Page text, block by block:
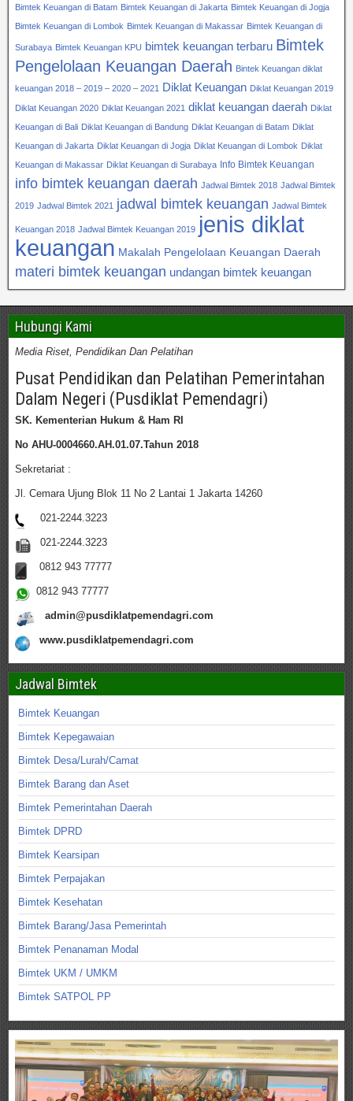
Bimtek Keuangan di Batam Bimtek Keuangan di Jakarta Bimtek Keuangan di Jogja
Bimtek Keuangan di Lombok Bimtek Keuangan di Makassar Bimtek Keuangan di
Surabaya Bimtek Keuangan KPU bimtek keuangan terbaru Bimtek
Pengelolaan Keuangan Daerah Bintek Keuangan diklat
keuangan 2018 – 2019 – 2020 – 2021 Diklat Keuangan Diklat Keuangan 2019
Diklat Keuangan 2020 Diklat Keuangan 2021 diklat keuangan daerah Diklat
Keuangan di Bali Diklat Keuangan di Bandung Diklat Keuangan di Batam Diklat
Keuangan di Jakarta Diklat Keuangan di Jogja Diklat Keuangan di Lombok Diklat
Keuangan di Makassar Diklat Keuangan di Surabaya Info Bimtek Keuangan
info bimtek keuangan daerah Jadwal Bimtek 2018 Jadwal Bimtek
2019 Jadwal Bimtek 2021 jadwal bimtek keuangan Jadwal Bimtek
Keuangan 2018 Jadwal Bimtek Keuangan 2019 jenis diklat
keuangan Makalah Pengelolaan Keuangan Daerah
materi bimtek keuangan undangan bimtek keuangan
Hubungi Kami
Media Riset, Pendidikan Dan Pelatihan
Pusat Pendidikan dan Pelatihan Pemerintahan
Dalam Negeri (Pusdiklat Pemendagri)
SK. Kementerian Hukum & Ham RI
No AHU-0004660.AH.01.07.Tahun 2018
Sekretariat :
Jl. Cemara Ujung Blok 11 No 2 Lantai 1 Jakarta 14260
021-2244.3223
021-2244.3223
0812 943 77777
0812 943 77777
admin@pusdiklatpemendagri.com
www.pusdiklatpemendagri.com
Jadwal Bimtek
Bimtek Keuangan
Bimtek Kepegawaian
Bimtek Desa/Lurah/Camat
Bimtek Barang dan Aset
Bimtek Pemerintahan Daerah
Bimtek DPRD
Bimtek Kearsipan
Bimtek Perpajakan
Bimtek Kesehatan
Bimtek Barang/Jasa Pemerintah
Bimtek Penanaman Modal
Bimtek UKM / UMKM
Bimtek SATPOL PP